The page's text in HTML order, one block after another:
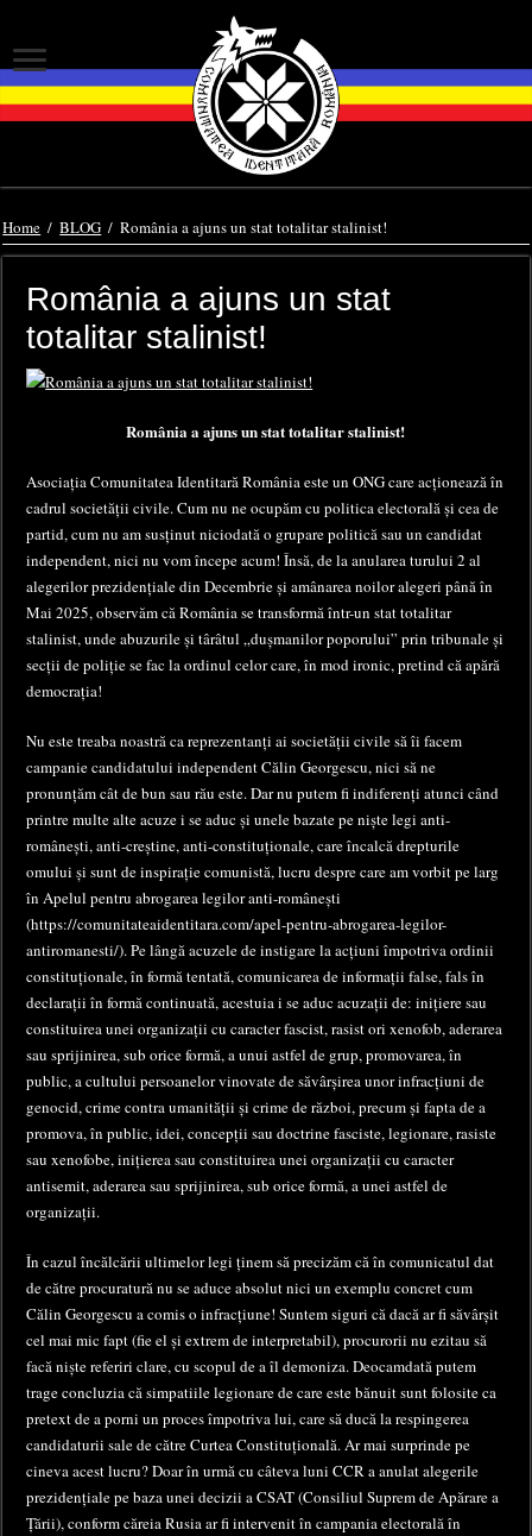
Home / BLOG / România a ajuns un stat totalitar stalinist!
România a ajuns un stat
totalitar stalinist!
România a ajuns un stat totalitar stalinist!
Asociația Comunitatea Identitară România este un ONG care acționează în
cadrul societății civile. Cum nu ne ocupăm cu politica electorală și cea de
partid, cum nu am susținut niciodată o grupare politică sau un candidat
independent, nici nu vom începe acum! Însă, de la anularea turului 2 al
alegerilor prezidențiale din Decembrie și amânarea noilor alegeri până în
Mai 2025, observăm că România se transformă într-un stat totalitar
stalinist, unde abuzurile și târâtul „dușmanilor poporului” prin tribunale și
secții de poliție se fac la ordinul celor care, în mod ironic, pretind că apără
democrația!
Nu este treaba noastră ca reprezentanți ai societății civile să îi facem
campanie candidatului independent Călin Georgescu, nici să ne
pronunțăm cât de bun sau rău este. Dar nu putem fi indiferenți atunci când
printre multe alte acuze i se aduc și unele bazate pe niște legi anti-
românești, anti-creștine, anti-constituționale, care încalcă drepturile
omului și sunt de inspirație comunistă, lucru despre care am vorbit pe larg
în Apelul pentru abrogarea legilor anti-românești
(https://comunitateaidentitara.com/apel-pentru-abrogarea-legilor-
antiromanesti/). Pe lângă acuzele de instigare la acțiuni împotriva ordinii
constituționale, în formă tentată, comunicarea de informații false, fals în
declarații în formă continuată, acestuia i se aduc acuzații de: inițiere sau
constituirea unei organizații cu caracter fascist, rasist ori xenofob, aderarea
sau sprijinirea, sub orice formă, a unui astfel de grup, promovarea, în
public, a cultului persoanelor vinovate de săvârșirea unor infracțiuni de
genocid, crime contra umanității și crime de război, precum și fapta de a
promova, în public, idei, concepții sau doctrine fasciste, legionare, rasiste
sau xenofobe, inițierea sau constituirea unei organizații cu caracter
antisemit, aderarea sau sprijinirea, sub orice formă, a unei astfel de
organizații.
În cazul încălcării ultimelor legi ținem să precizăm că în comunicatul dat
de către procuratură nu se aduce absolut nici un exemplu concret cum
Călin Georgescu a comis o infracțiune! Suntem siguri că dacă ar fi săvârșit
cel mai mic fapt (fie el și extrem de interpretabil), procurorii nu ezitau să
facă niște referiri clare, cu scopul de a îl demoniza. Deocamdată putem
trage concluzia că simpatiile legionare de care este bănuit sunt folosite ca
pretext de a porni un proces împotriva lui, care să ducă la respingerea
candidaturii sale de către Curtea Constituțională. Ar mai surprinde pe
cineva acest lucru? Doar în urmă cu câteva luni CCR a anulat alegerile
prezidențiale pe baza unei decizii a CSAT (Consiliul Suprem de Apărare a
Țării), conform căreia Rusia ar fi intervenit în campania electorală în